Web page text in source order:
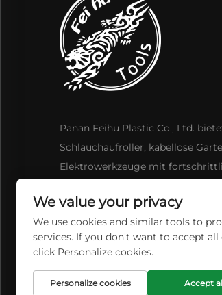
Panan Feihu Plastic Co., Ltd.
Schlauchaufroller, kabellose
Elektrowerkzeuge mit
We value your privacy
We use cookies and similar tools to
services. If you don't want to accept all
click Personalize cookies.
Personalize cookies Accept